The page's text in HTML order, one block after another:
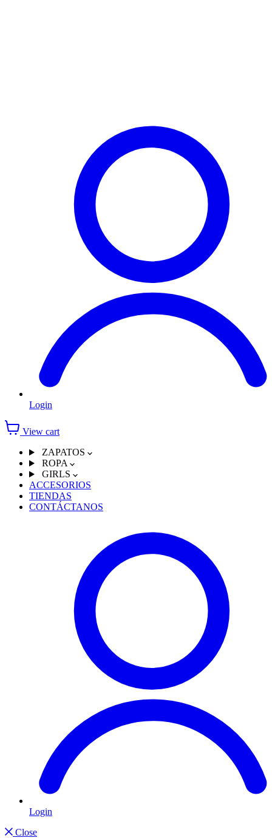
Login
View cart
ZAPATOS
ROPA
GIRLS
ACCESORIOS
TIENDAS
CONTÁCTANOS
Login
Close